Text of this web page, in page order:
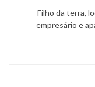
Filho da terra,
empresário e